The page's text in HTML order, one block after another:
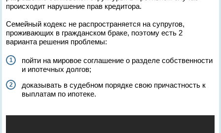
происходит нарушение прав кредитора.
Семейный кодекс не распространяется на супругов,
проживающих в гражданском браке, поэтому есть 2
варианта решения проблемы:
пойти на мировое соглашение о разделе собственности
и ипотечных долгов;
доказывать в судебном порядке свою причастность к
выплатам по ипотеке.